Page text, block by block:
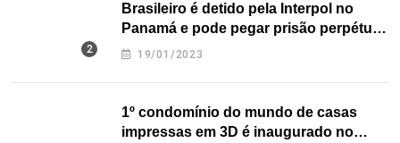
Brasileiro é detido pela Interpol no
Panamá e pode pegar prisão perpétua
nos EUA
19/01/2023
1º condomínio do mundo de casas
impressas em 3D é inaugurado no